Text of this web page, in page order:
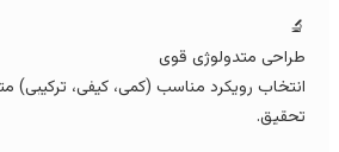
متدولوژی قوی
رویکرد مناسب (کمی، کیفی، ترکیبی)